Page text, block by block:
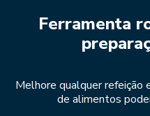
Ferramenta
Melhore qualquer refeição
de alimentos